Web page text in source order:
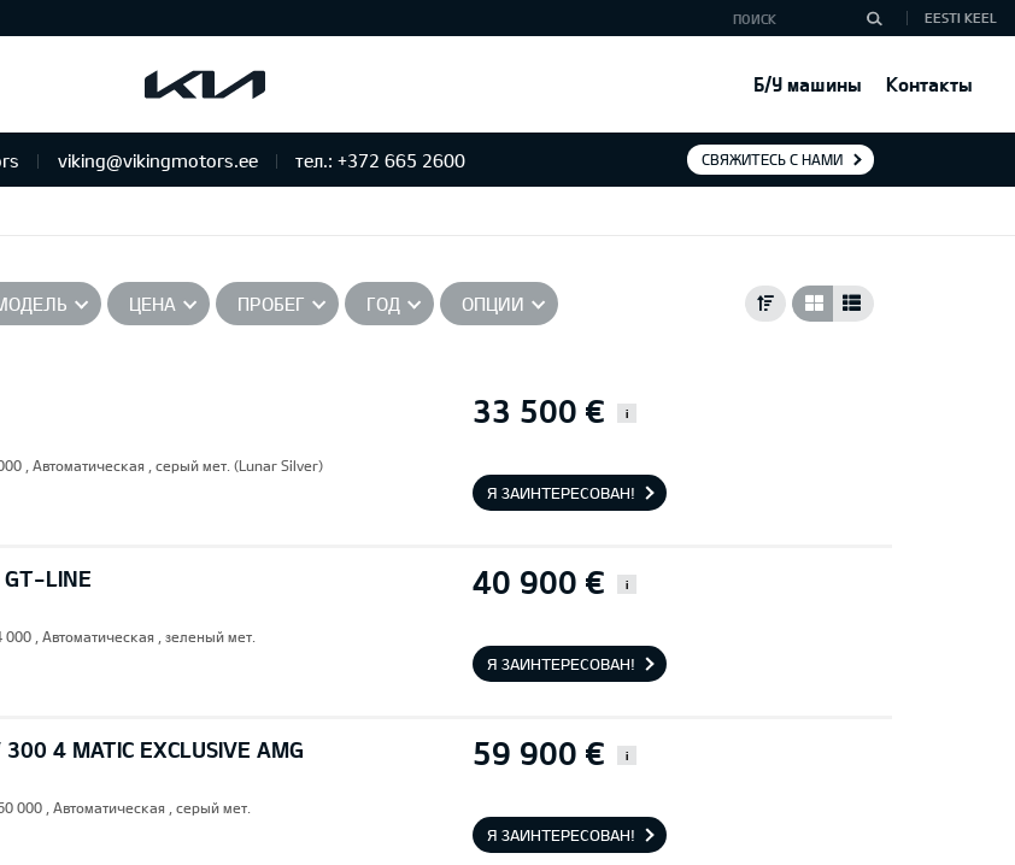
Б/У машины Контакты
EESTI KEEL
viking@vikingmotors.ee тел.: +372 665 2600 СВЯЖИТЕСЬ С НАМИ
и ремонт
ЦЕНА ПРОБЕГ ГОД ОПЦИИ
33 500 € i
, Автоматическая , серый мет. (Lunar Silver)
Я ЗАИНТЕРЕСОВАН!
GT-LINE 40 900 € i
, Автоматическая , зеленый мет.
Я ЗАИНТЕРЕСОВАН!
4 MATIC EXCLUSIVE AMG 59 900 € i
000 , Автоматическая , серый мет.
Я ЗАИНТЕРЕСОВАН!